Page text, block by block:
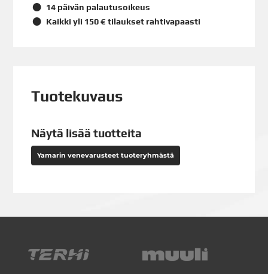
14 päivän palautusoikeus
Kaikki yli 150 € tilaukset rahtivapaasti
Tuotekuvaus
Näytä lisää tuotteita
Yamarin venevarusteet tuoteryhmästä